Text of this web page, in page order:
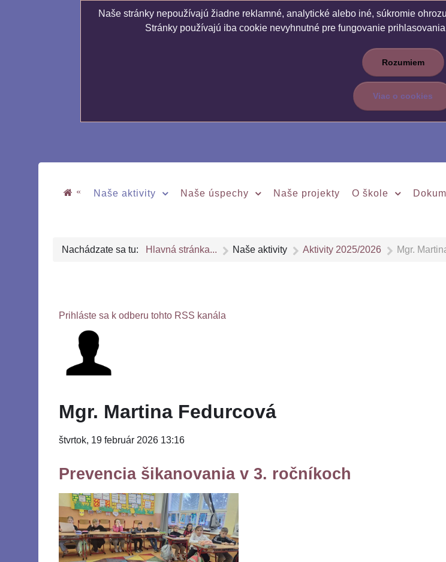
Naše stránky nepoužívajú žiadne reklamné, analytické alebo iné, súkromie
Stránky používajú iba cookie nevyhnutné pre fungovanie
Rozumiem
Viac o cookies
« Naše aktivity Naše úspechy Naše projekty O škole
Nachádzate sa tu: Hlavná stránka... Naše aktivity Aktivity 2025/2026 Mgr.
Prihláste sa k odberu tohto RSS kanála
Mgr. Martina Fedurcová
štvrtok, 19 február 2026 13:16
Prevencia šikanovania v 3. ročníkoch